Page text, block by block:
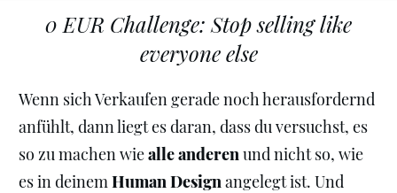
0 EUR Challenge: Stop selling like
everyone else
Wenn sich Verkaufen gerade noch herausfordernd
anfühlt, dann liegt es daran, dass du versuchst, es
so zu machen wiealle anderenund nicht so, wie
es in deinemHuman Designangelegt ist. Und